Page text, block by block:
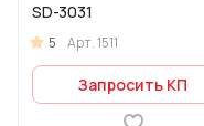
SD-3031
5 Арт.1511
Запросить КП